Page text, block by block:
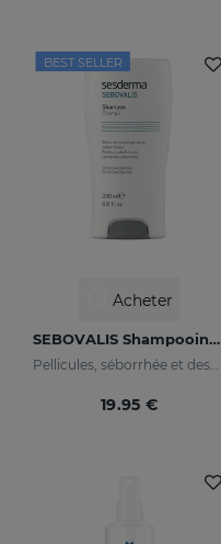
BEST SELLER
Acheter
SEBOVALIS Shampooing Traitant
19.95 €